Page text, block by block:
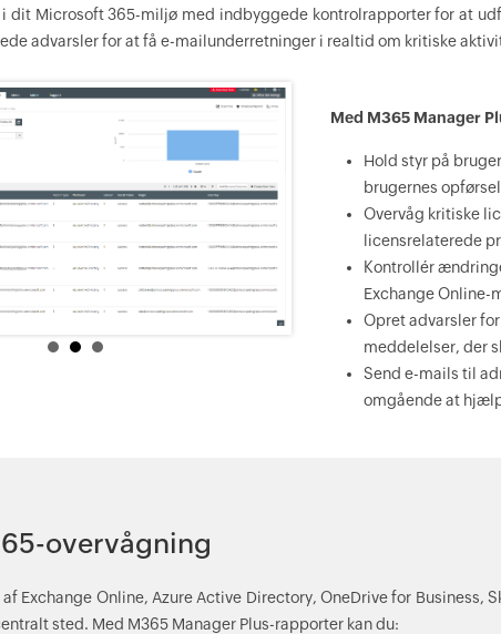
dit Microsoft 365-miljø med indbyggede kontrolrapporter for at
advarsler for at få e-mailunderretninger i realtid om kritiske
Med M365 Manager
Hold styr på
brugernes
Overvåg kritiske
licensrelaterede
Kontrollér
Exchange Online-
Opret advarsler
meddelelser, der
Send e-mails til
omgående at
overvågning
Exchange Online, Azure Active Directory, OneDrive for
sted. Med M365 Manager Plus-rapporter kan du: